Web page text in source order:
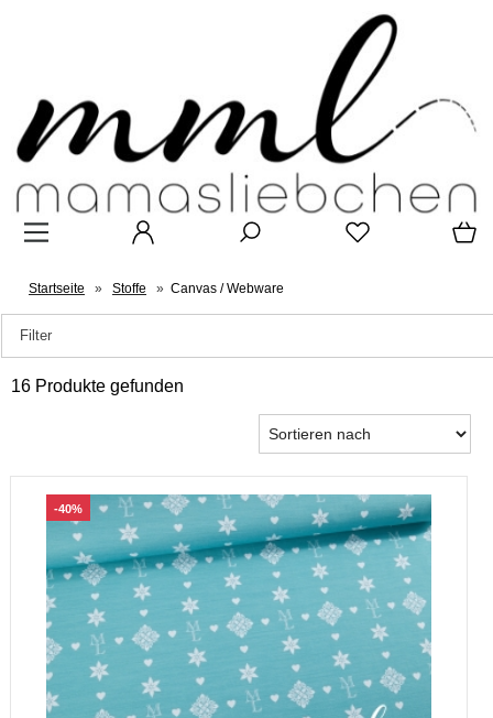
Startseite » Stoffe » Canvas / Webware
Filter
16 Produkte gefunden
-40%